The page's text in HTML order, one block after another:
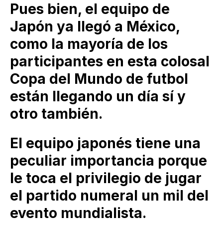
Pues bien, el equipo de
Japón ya llegó a México,
como la mayoría de los
participantes en esta colosal
Copa del Mundo de futbol
están llegando un día sí y
otro también.
El equipo japonés tiene una
peculiar importancia porque
le toca el privilegio de jugar
el partido numeral un mil del
evento mundialista.